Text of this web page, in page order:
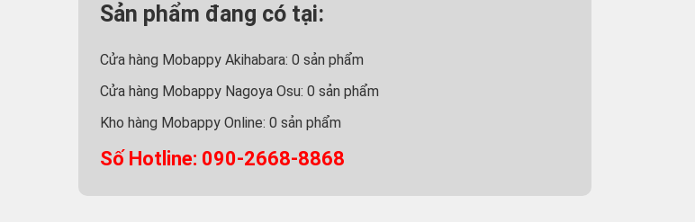
Sản phẩm đang có tại:
Cửa hàng Mobappy Akihabara: 0 sản phẩm
Cửa hàng Mobappy Nagoya Osu: 0 sản phẩm
Kho hàng Mobappy Online: 0 sản phẩm
Số Hotline: 090-2668-8868